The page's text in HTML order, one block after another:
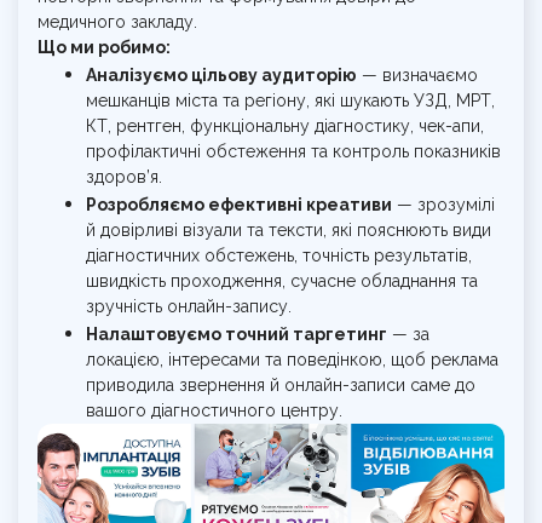
медичного закладу.
Що ми робимо:
Аналізуємо цільову аудиторію — визначаємо
мешканців міста та регіону, які шукають УЗД, МРТ,
КТ, рентген, функціональну діагностику, чек-апи,
профілактичні обстеження та контроль показників
здоров’я.
Розробляємо ефективні креативи — зрозумілі
й довірливі візуали та тексти, які пояснюють види
діагностичних обстежень, точність результатів,
швидкість проходження, сучасне обладнання та
зручність онлайн-запису.
Налаштовуємо точний таргетинг — за
локацією, інтересами та поведінкою, щоб реклама
приводила звернення й онлайн-записи саме до
вашого діагностичного центру.